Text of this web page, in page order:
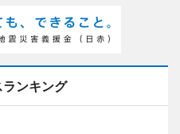
ンキング